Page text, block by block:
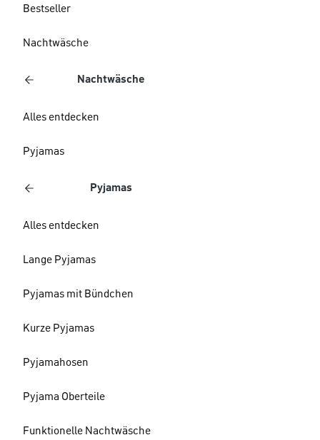
Bestseller
Nachtwäsche
Nachtwäsche
Alles entdecken
Pyjamas
Pyjamas
Alles entdecken
Lange Pyjamas
Pyjamas mit Bündchen
Kurze Pyjamas
Pyjamahosen
Pyjama Oberteile
Funktionelle Nachtwäsche